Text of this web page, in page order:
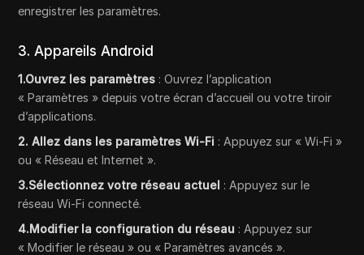
enregistrer les paramètres.
3. Appareils Android
1.Ouvrez les paramètres : Ouvrez l’application
« Paramètres » depuis votre écran d’accueil ou votre tiroir
d’applications.
2. Allez dans les paramètres Wi-Fi : Appuyez sur « Wi-Fi »
ou « Réseau et Internet ».
3.Sélectionnez votre réseau actuel : Appuyez sur le
réseau Wi-Fi connecté.
4.Modifier la configuration du réseau : Appuyez sur
« Modifier le réseau » ou « Paramètres avancés ».